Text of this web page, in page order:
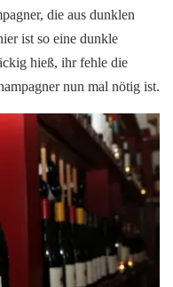
die aus dunklen
ist so eine dunkle
hieß, ihr fehle die
nun mal nötig ist.